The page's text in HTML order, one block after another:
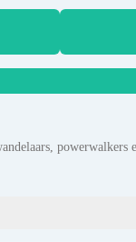
powerwalkers